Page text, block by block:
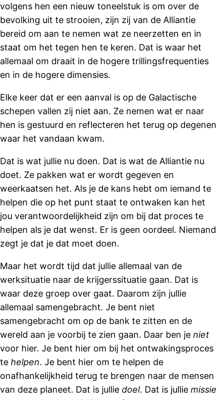
volgens hen een nieuw toneelstuk is om over de
bevolking uit te strooien, zijn zij van de Alliantie
bereid om aan te nemen wat ze neerzetten en in
staat om het tegen hen te keren. Dat is waar het
allemaal om draait in de hogere trillingsfrequenties
en in de hogere dimensies.
Elke keer dat er een aanval is op de Galactische
schepen vallen zij niet aan. Ze nemen wat er naar
hen is gestuurd en reflecteren het terug op degenen
waar het vandaan kwam.
Dat is wat jullie nu doen. Dat is wat de Alliantie nu
doet. Ze pakken wat er wordt gegeven en
weerkaatsen het. Als je de kans hebt om iemand te
helpen die op het punt staat te ontwaken kan het
jou verantwoordelijkheid zijn om bij dat proces te
helpen als je dat wenst. Er is geen oordeel. Niemand
zegt je dat je dat moet doen.
Maar het wordt tijd dat jullie allemaal van de
werksituatie naar de krijgerssituatie gaan. Dat is
waar deze groep over gaat. Daarom zijn jullie
allemaal samengebracht. Je bent niet
samengebracht om op de bank te zitten en de
wereld aan je voorbij te zien gaan. Daar ben je niet
voor hier. Je bent hier om bij het ontwakingsproces
te helpen. Je bent hier om te helpen de
onafhankelijkheid terug te brengen naar de mensen
van deze planeet. Dat is jullie doel. Dat is jullie missie